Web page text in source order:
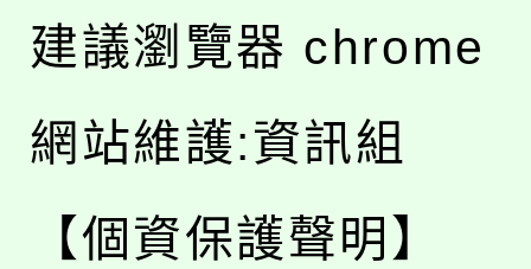
建議瀏覽器 chrome
網站維護:資訊組
【個資保護聲明】